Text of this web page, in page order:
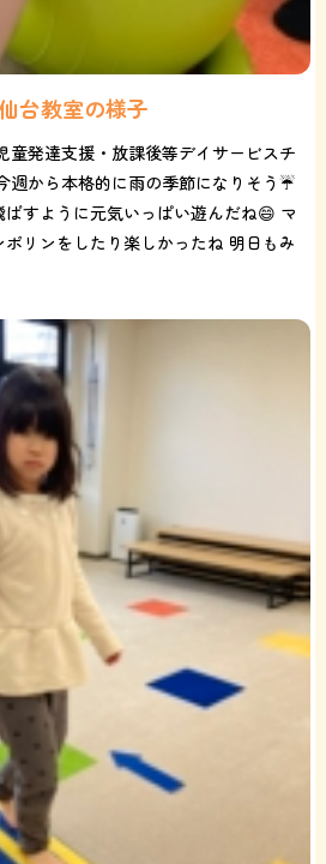
台教室の様子
童発達支援・放課後等デイサービスチ
週から本格的に雨の季節になりそう☔️
すように元気いっぱい遊んだね😄 マ
リンをしたり楽しかったね 明日もみ